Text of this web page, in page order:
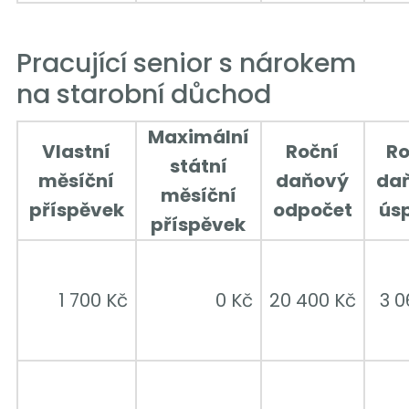
Pracující senior s nárokem
na starobní důchod
Vlastní
měsíční
příspěvek
Maximální
státní
měsíční
příspěvek
Roční
daňový
odpočet
1 700 Kč 0 Kč 20 400 Kč 3